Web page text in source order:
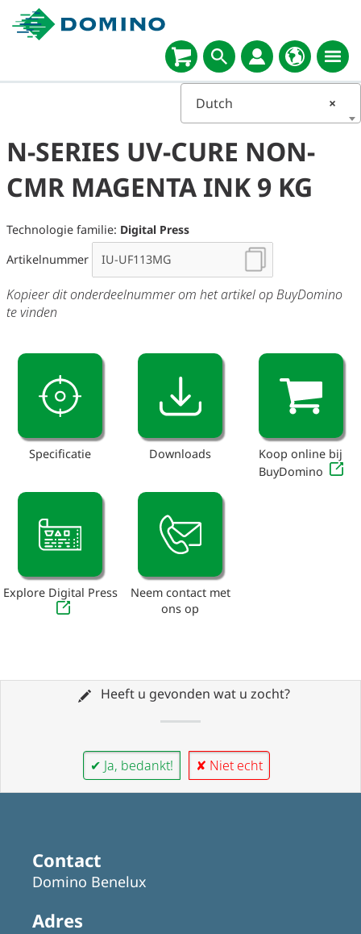
×
Dutch
N-SERIES UV-CURE NON-
CMR MAGENTA INK 9 KG
Technologie familie: Digital Press
Artikelnummer
Kopieer dit onderdeelnummer om het artikel op BuyDomino
te vinden
Specificatie Downloads
Koop online bij
BuyDomino
Explore Digital Press
Neem contact met
ons op
Heeft u gevonden wat u zocht?
✔ Ja, bedankt! ✘ Niet echt
Contact
Domino Benelux
Adres